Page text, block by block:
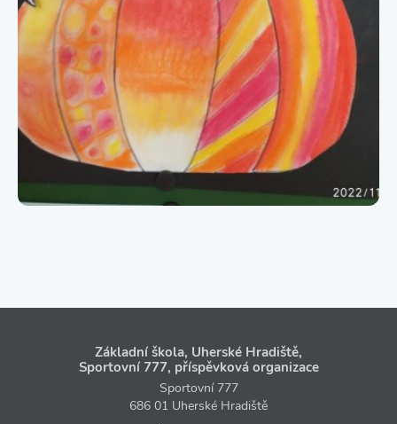
Základní škola, Uherské Hradiště,
Sportovní 777, příspěvková organizace
Sportovní 777
686 01 Uherské Hradiště